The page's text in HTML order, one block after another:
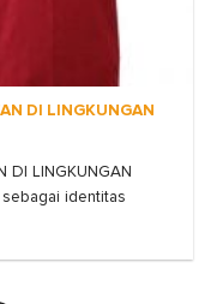
DI LINGKUNGAN
DI LINGKUNGAN
sebagai identitas